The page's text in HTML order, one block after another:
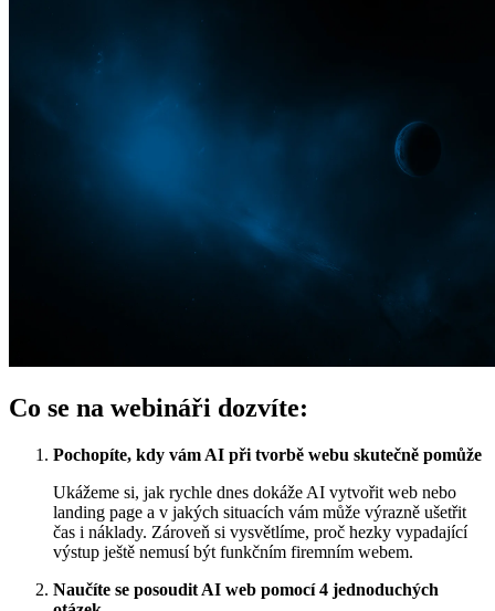
Co se na webináři dozvíte:
Pochopíte, kdy vám AI při tvorbě webu skutečně pomůže
Ukážeme si, jak rychle dnes dokáže AI vytvořit web nebo
landing page a v jakých situacích vám může výrazně ušetřit
čas i náklady. Zároveň si vysvětlíme, proč hezky vypadající
výstup ještě nemusí být funkčním firemním webem.
Naučíte se posoudit AI web pomocí 4 jednoduchých